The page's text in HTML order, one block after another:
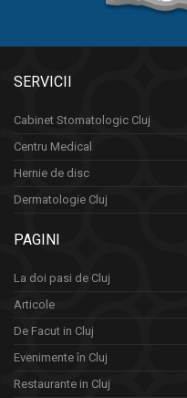
SERVICII
Cabinet Stomatologic Cluj
Centru Medical
Hernie de disc
Dermatologie Cluj
PAGINI
La doi pasi de Cluj
Articole
De Facut in Cluj
Evenimente în Cluj
Restaurante in Cluj